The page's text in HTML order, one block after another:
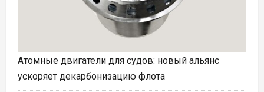
Атомные двигатели для судов: новый альянс
ускоряет декарбонизацию флота